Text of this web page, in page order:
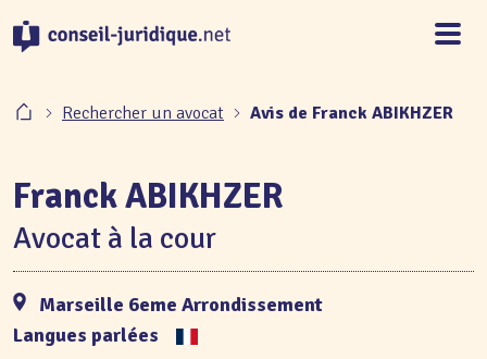
Rechercher un avocat Avis de Franck ABIKHZER
Franck ABIKHZER
Avocat à la cour
Marseille 6eme Arrondissement
Langues parlées